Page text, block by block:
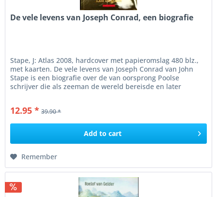
De vele levens van Joseph Conrad, een biografie
Stape, J: Atlas 2008, hardcover met papieromslag 480 blz.,
met kaarten. De vele levens van Joseph Conrad van John
Stape is een biografie over de van oorsprong Poolse
schrijver die als zeeman de wereld bereisde en later
12.95 * 39.90 *
Add to cart
Remember